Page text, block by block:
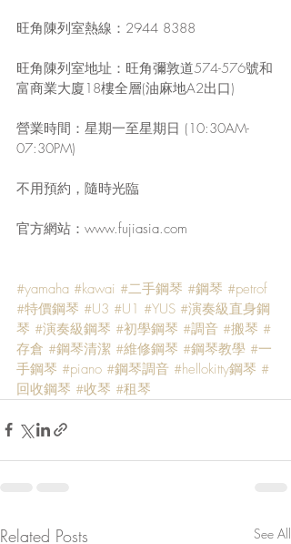
旺角陳列室熱線：2944 8388
旺角陳列室地址：旺角彌敦道574-576號和
富商業大廈18樓全層(油麻地A2出口)
營業時間：星期一至星期日 (10:30AM-
07:30PM)
不用預約，隨時光臨
官方網站：www.fujiasia.com
#yamaha #kawai #二手鋼琴 #鋼琴 #petrof
#特價鋼琴 #U3 #U1 #YUS #演奏級直身鋼
琴 #演奏級鋼琴 #初學鋼琴 #調音 #搬琴 #
存倉 #鋼琴清潔 #維修鋼琴 #鋼琴教學 #一
手鋼琴 #piano #鋼琴調音 #hellokitty鋼琴 #
回收鋼琴 #收琴 #租琴
Related Posts See All